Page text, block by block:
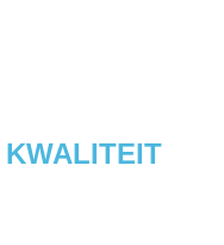
KWALITEIT